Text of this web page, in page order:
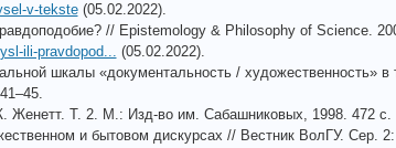
v-tekste(05.02.2022).
// Epistemology & Philosophy of Science.
ili-pravdopod... (05.02.2022).
шкалы «документальность / художественность»
Женетт. Т. 2. М.: Изд-во им. Сабашниковых, 1998. 472 с.
и бытовом дискурсах // Вестник ВолГУ. Сер.